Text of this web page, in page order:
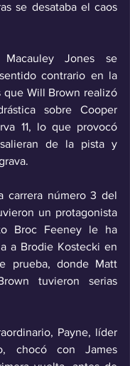
se desataba el caos
Jones se
contrario en la
que Will Brown realizó
sobre Cooper
11, lo que provocó
de la pista y
carrera número 3 del
un protagonista
Broc Feeney le ha
a Brodie Kostecki en
prueba, donde Matt
tuvieron serias
Payne, líder
chocó con James